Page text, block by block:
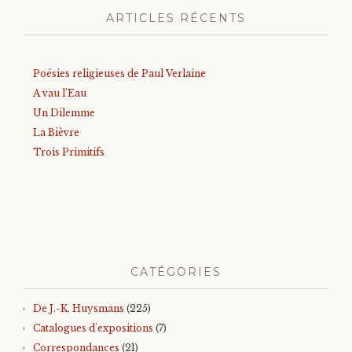
ARTICLES RÉCENTS
Poésies religieuses de Paul Verlaine
A vau l’Eau
Un Dilemme
La Bièvre
Trois Primitifs
CATÉGORIES
De J.-K. Huysmans (225)
Catalogues d'expositions (7)
Correspondances (21)